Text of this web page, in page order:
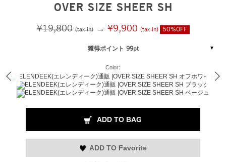
OVER SIZE SHEER SH
¥19,800 (tax in)→ ¥9,900 (tax in) 50%OFF
獲得ポイント 99pt
Color:
ADD TO BAG
ADD TO Favorite